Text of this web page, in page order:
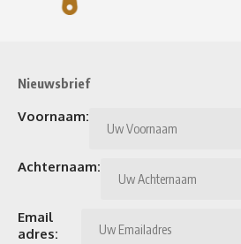
Nieuwsbrief
Voornaam:
Achternaam:
Email
adres: